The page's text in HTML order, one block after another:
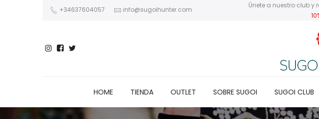
+34637604057 info@sugoihunter.com
Únete a nuestro club y
HOME TIENDA OUTLET SOBRE SUGOI SUGOI CLUB